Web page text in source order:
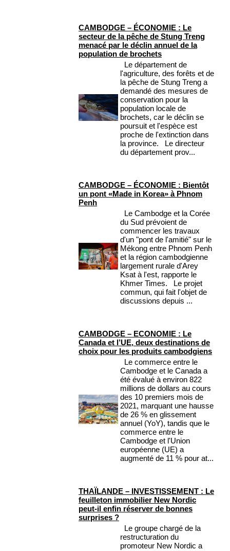
CAMBODGE – ÉCONOMIE : Le
secteur de la pêche de Stung Treng
menacé par le déclin annuel de la
population de brochets
Le département de
l'agriculture, des forêts et de
la pêche de Stung Treng a
demandé des mesures de
conservation pour la
population locale de
brochets, car le déclin se
poursuit et l'espèce est
proche de l'extinction dans
la province. Le directeur
du département prov...
CAMBODGE – ÉCONOMIE : Bientôt
un pont «Made in Korea» à Phnom
Penh
Le Cambodge et la Corée
du Sud prévoient de
commencer les travaux
d'un "pont de l'amitié" sur le
Mékong entre Phnom Penh
et la région cambodgienne
largement rurale d'Arey
Ksat à l'est, rapporte le
Khmer Times. Le projet
commun, qui fait l'objet de
discussions depuis ...
CAMBODGE – ECONOMIE : Le
Canada et l’UE, deux destinations de
choix pour les produits cambodgiens
Le commerce entre le
Cambodge et le Canada a
été évalué à environ 822
millions de dollars au cours
des 10 premiers mois de
2021, marquant une hausse
de 26 % en glissement
annuel (YoY), tandis que le
commerce entre le
Cambodge et l'Union
européenne (UE) a
augmenté de 11 % pour at...
THAÏLANDE – INVESTISSEMENT : Le
feuilleton immobilier New Nordic
peut-il enfin réserver de bonnes
surprises ?
Le groupe chargé de la
restructuration du
promoteur New Nordic a